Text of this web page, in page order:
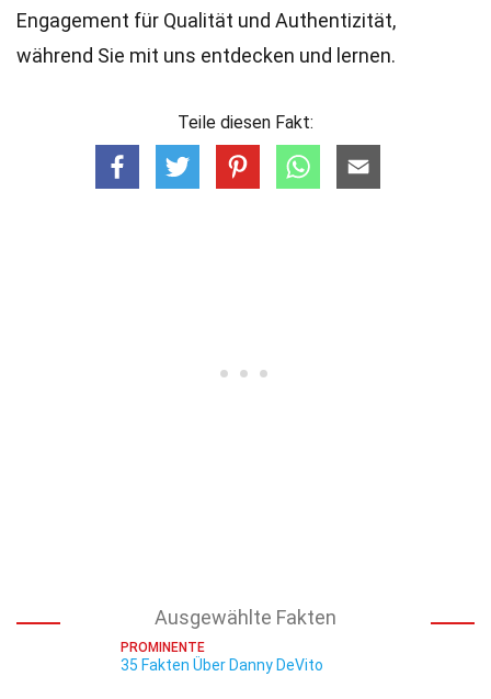
Engagement für Qualität und Authentizität,
während Sie mit uns entdecken und lernen.
Teile diesen Fakt:
Ausgewählte Fakten
PROMINENTE
35 Fakten Über Danny DeVito